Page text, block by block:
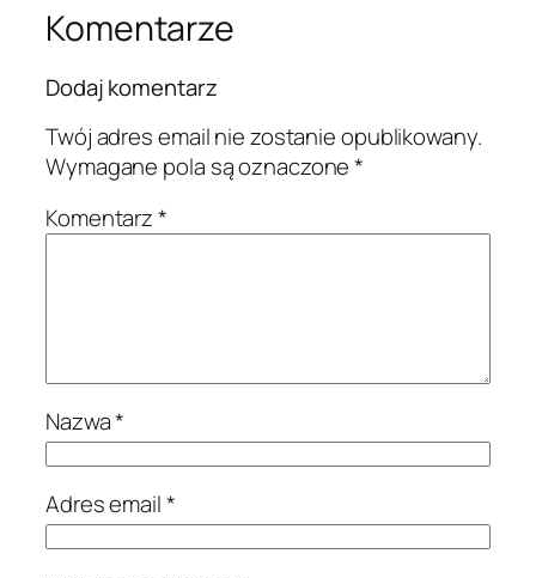
Komentarze
Dodaj komentarz
Twój adres email nie zostanie opublikowany.
Wymagane pola są oznaczone*
Komentarz*
Nazwa*
Adres email*